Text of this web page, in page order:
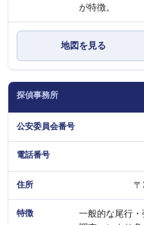
が特徴。
地図を見る
一般的な尾行